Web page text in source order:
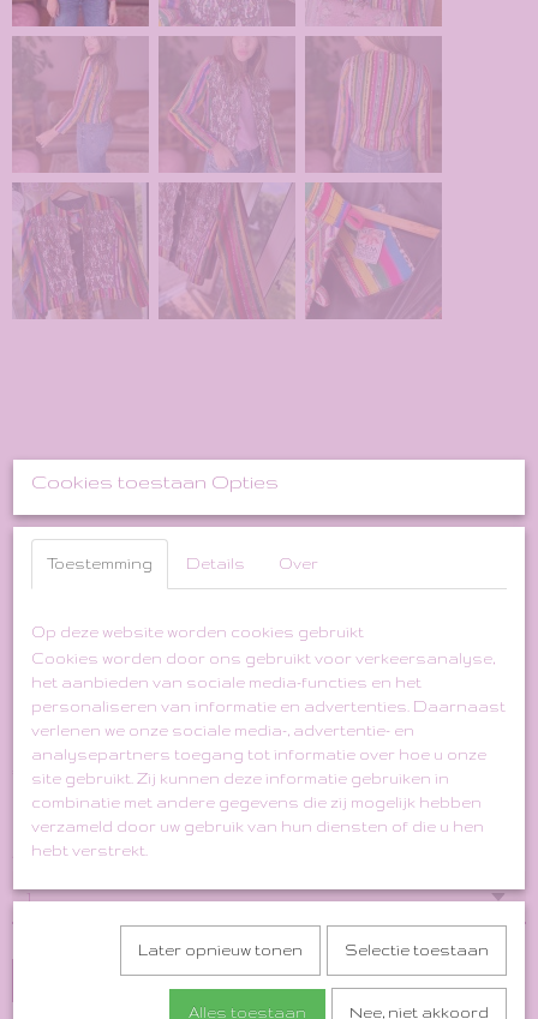
Multicolor Striped / Woven
Guatemalan Jacket
€ 39,00 (inclusief btw 21%)
Op voorraad
Aantal
In winkelwagen
Cookies toestaan Opties
Toestemming Details Over
Op deze website worden cookies gebruikt
Cookies worden door ons gebruikt voor verkeersanalyse,
het aanbieden van sociale media-functies en het
personaliseren van informatie en advertenties. Daarnaast
verlenen we onze sociale media-, advertentie- en
analysepartners toegang tot informatie over hoe u onze
site gebruikt. Zij kunnen deze informatie gebruiken in
combinatie met andere gegevens die zij mogelijk hebben
verzameld door uw gebruik van hun diensten of die u hen
hebt verstrekt.
Later opnieuw tonen Selectie toestaan
Alles toestaan Nee, niet akkoord